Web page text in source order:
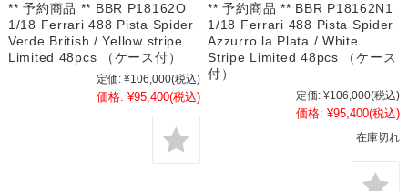
** 予約商品 ** BBR P18162O
1/18 Ferrari 488 Pista Spider
Verde British / Yellow stripe
Limited 48pcs （ケース付）
定価: ¥106,000(税込)
価格: ¥95,400(税込)
** 予約商品 ** BBR P18162N1
1/18 Ferrari 488 Pista Spider
Azzurro la Plata / White
Stripe Limited 48pcs （ケース
付）
定価: ¥106,000(税込)
価格: ¥95,400(税込)
在庫切れ